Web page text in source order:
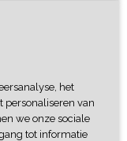
het
personaliseren van
we onze sociale
tot informatie